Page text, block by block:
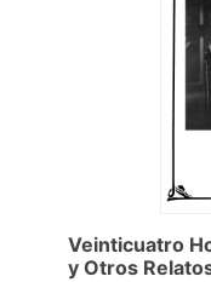
Veinticuatro
y Otros